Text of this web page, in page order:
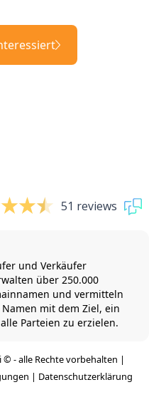
51 reviews
und Verkäufer
über 250.000
und vermitteln
mit dem Ziel, ein
Parteien zu erzielen.
- alle Rechte vorbehalten |
| Datenschutzerklärung